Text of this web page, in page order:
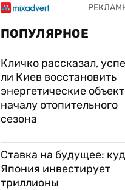
ПОПУЛЯРНОЕ
Кличко рассказал,
ли Киев восстановить
энергетические
началу отопительного
сезона
Ставка на будущее:
Япония инвестирует
триллионы